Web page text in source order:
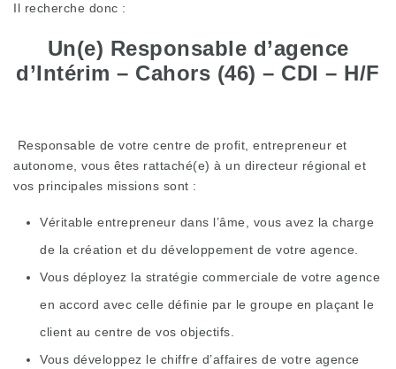
Il recherche donc :
Un(e) Responsable d’agence
d’Intérim – Cahors (46) – CDI – H/F
Responsable de votre centre de profit, entrepreneur et
autonome, vous êtes rattaché(e) à un directeur régional et
vos principales missions sont :
Véritable entrepreneur dans l’âme, vous avez la charge
de la création et du développement de votre agence.
Vous déployez la stratégie commerciale de votre agence
en accord avec celle définie par le groupe en plaçant le
client au centre de vos objectifs.
Vous développez le chiffre d’affaires de votre agence